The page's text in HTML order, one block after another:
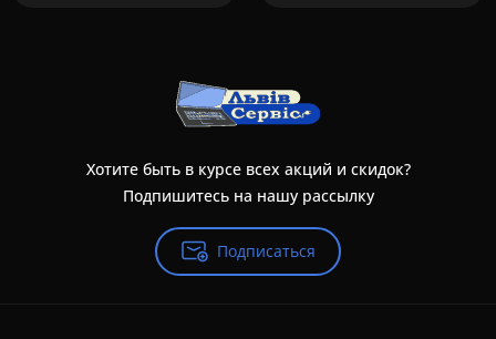
Хотите быть в курсе всех акций и скидок?
Подпишитесь на нашу рассылку
Подписаться